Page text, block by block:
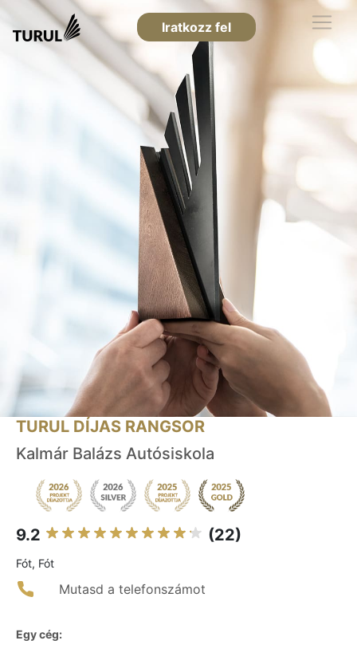
Iratkozz fel
TURUL DÍJAS RANGSOR
Kalmár Balázs Autósiskola
9.2 (22)
Fót, Fót
Mutasd a telefonszámot
Egy cég: